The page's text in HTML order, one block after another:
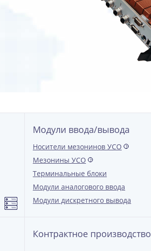
Модули ввода/вывода
Носители мезонинов УСО ?
Мезонины УСО ?
Терминальные блоки
Модули аналогового ввода
Модули дискретного вывода
Контрактное производство